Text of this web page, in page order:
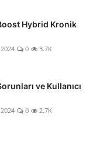
Hybrid Kronik
0 3.7K
ve Kullanıcı
0 2.7K